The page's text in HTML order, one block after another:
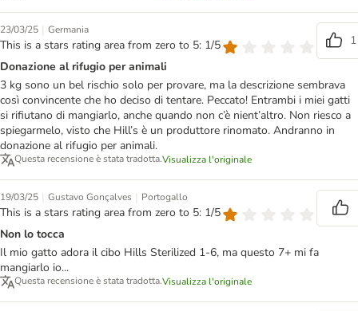
23/03/25 | Germania
This is a stars rating area from zero to 5: 1/5
1
Donazione al rifugio per animali
3 kg sono un bel rischio solo per provare, ma la descrizione sembrava
così convincente che ho deciso di tentare. Peccato! Entrambi i miei gatti
si rifiutano di mangiarlo, anche quando non c’è nient’altro. Non riesco a
spiegarmelo, visto che Hill’s è un produttore rinomato. Andranno in
donazione al rifugio per animali.
Questa recensione è stata tradotta.Visualizza l'originale
19/03/25 | Gustavo Gonçalves | Portogallo
This is a stars rating area from zero to 5: 1/5
Non lo tocca
Il mio gatto adora il cibo Hills Sterilized 1-6, ma questo 7+ mi fa
mangiarlo io...
Questa recensione è stata tradotta.Visualizza l'originale